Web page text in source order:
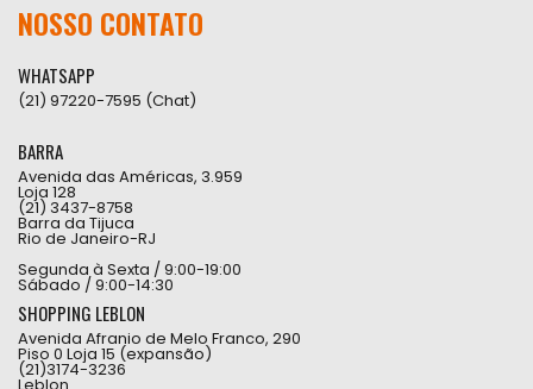
NOSSO CONTATO
WHATSAPP
(21) 97220-7595 (Chat)
BARRA
Avenida das Américas, 3.959
Loja 128
(21) 3437-8758
Barra da Tijuca
Rio de Janeiro-RJ
Segunda à Sexta / 9:00-19:00
Sábado / 9:00-14:30
SHOPPING LEBLON
Avenida Afranio de Melo Franco, 290
Piso 0 Loja 15 (expansão)
(21)3174-3236